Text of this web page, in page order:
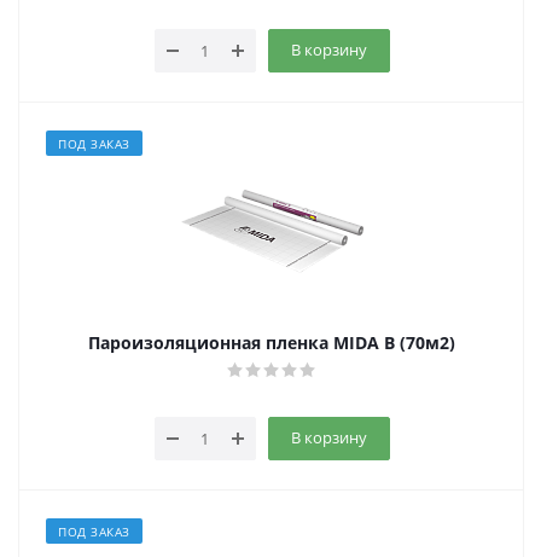
В корзину
ПОД ЗАКАЗ
Пароизоляционная пленка MIDA В (70м2)
В корзину
ПОД ЗАКАЗ